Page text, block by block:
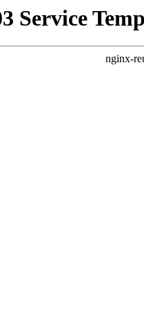
Service
nginx-